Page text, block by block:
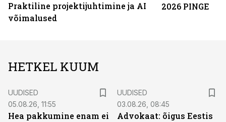
Praktiline projektijuhtimine ja AI
võimalused
2026 PINGE
HETKEL KUUM
UUDISED
05.08.26, 11:55
Hea pakkumine enam ei
UUDISED
03.08.26, 08:45
Advokaat: õigus Eestis